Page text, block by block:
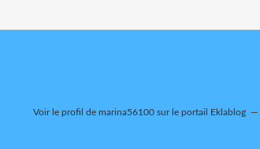
Voir le profil de marina56100 sur le portail Eklablog